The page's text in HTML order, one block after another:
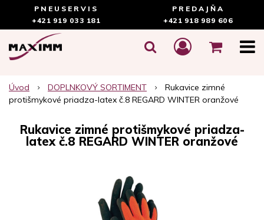
PNEUSERVIS
+421 919 033 181
PREDAJŇA
+421 918 989 606
Úvod DOPLNKOVÝ SORTIMENT
Rukavice zimné
protišmykové priadza-latex č.8 REGARD WINTER oranžové
Rukavice zimné protišmykové priadza-
latex č.8 REGARD WINTER oranžové